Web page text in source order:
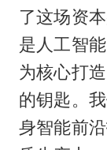
了这场资
是人工智
为核心打
的钥匙。
身智能前